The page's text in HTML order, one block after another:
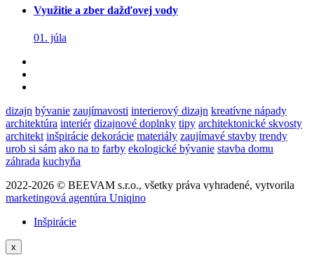
Využitie a zber dažďovej vody
01. júla
dizajn bývanie zaujímavosti interierový dizajn kreatívne nápady
architektúra interiér dizajnové doplnky tipy architektonické skvosty
architekt inšpirácie dekorácie materiály zaujímavé stavby trendy
urob si sám ako na to farby ekologické bývanie stavba domu
záhrada kuchyňa
2022-2026 © BEEVAM s.r.o., všetky práva vyhradené, vytvorila
marketingová agentúra Uniqino
Inšpirácie
x